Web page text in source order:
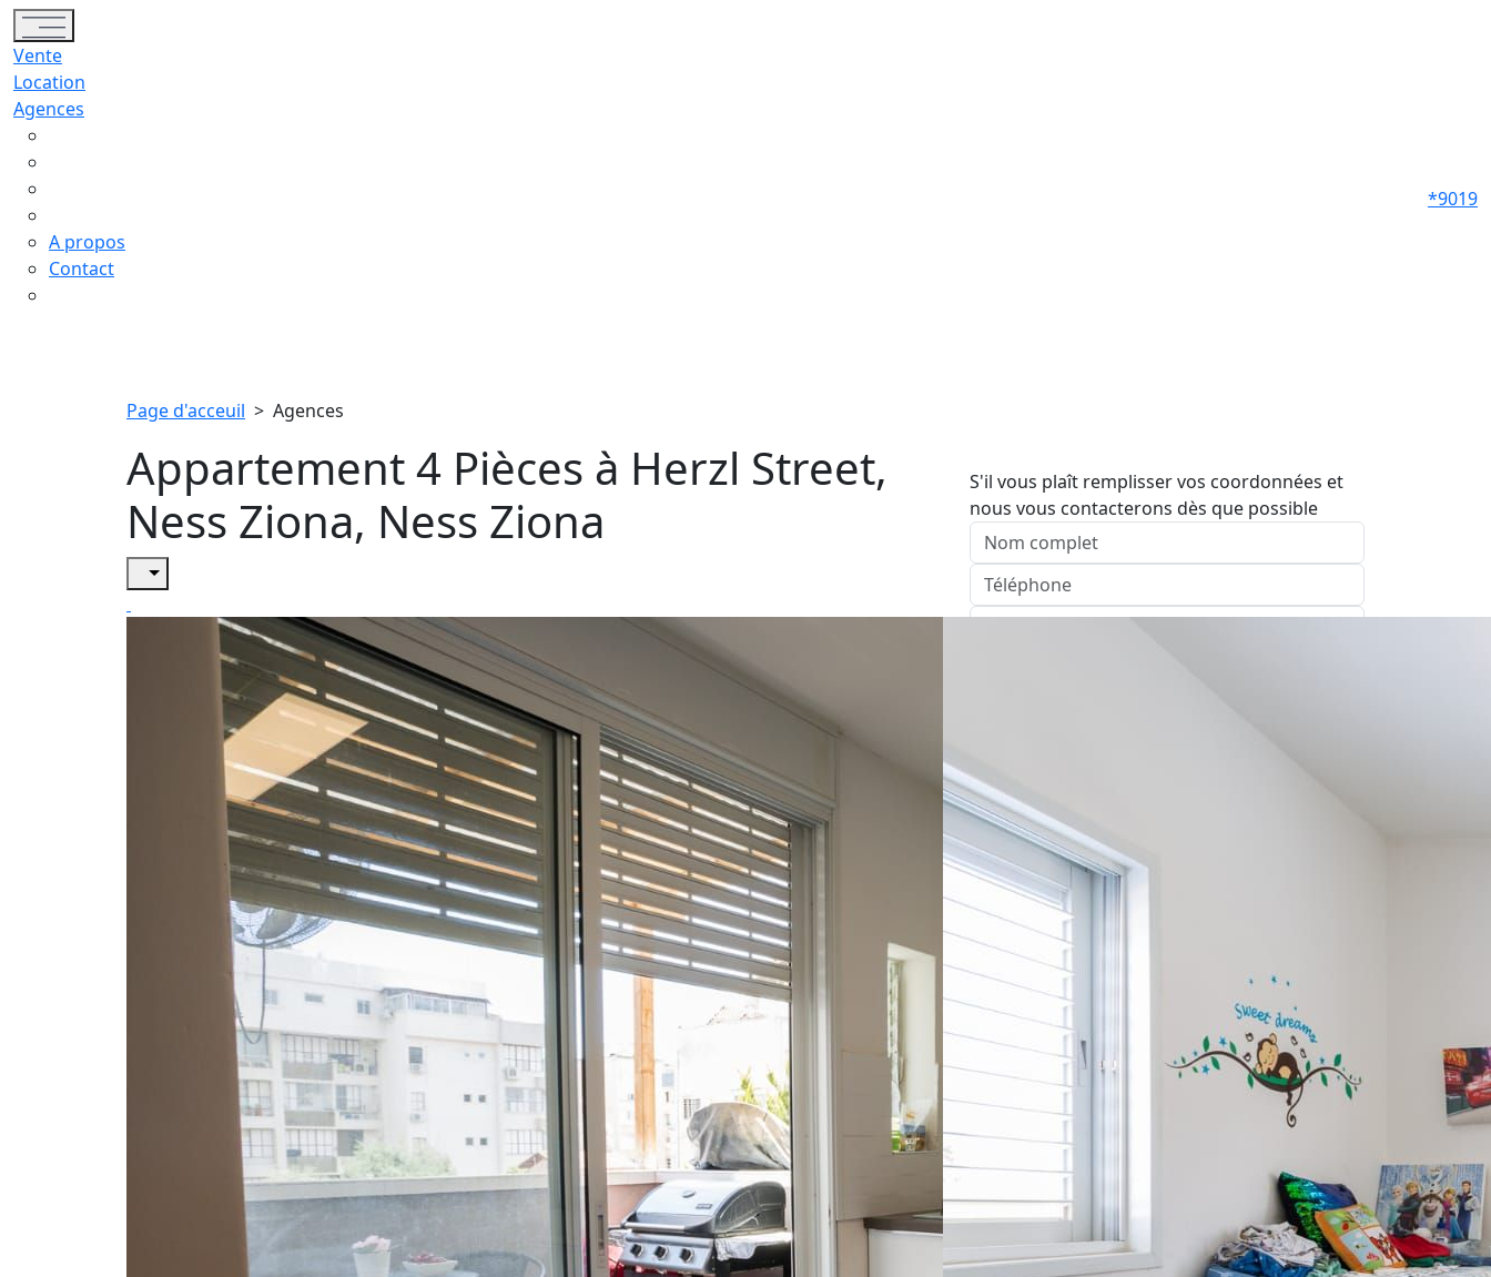
Toggle navigation
Vente
Location
Agences
A propos
Contact
*9019
Page d'acceuil > Agences
Appartement 4 Pièces à Herzl Street,
Ness Ziona, Ness Ziona
S'il vous plaît remplisser vos coordonnées et
nous vous contacterons dès que possible